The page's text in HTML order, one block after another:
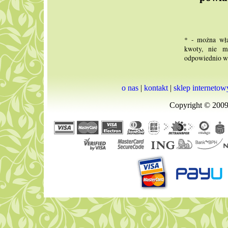
* - można
kwoty, nie
odpowiednio
o nas| kontakt| sklep
Copyright ©